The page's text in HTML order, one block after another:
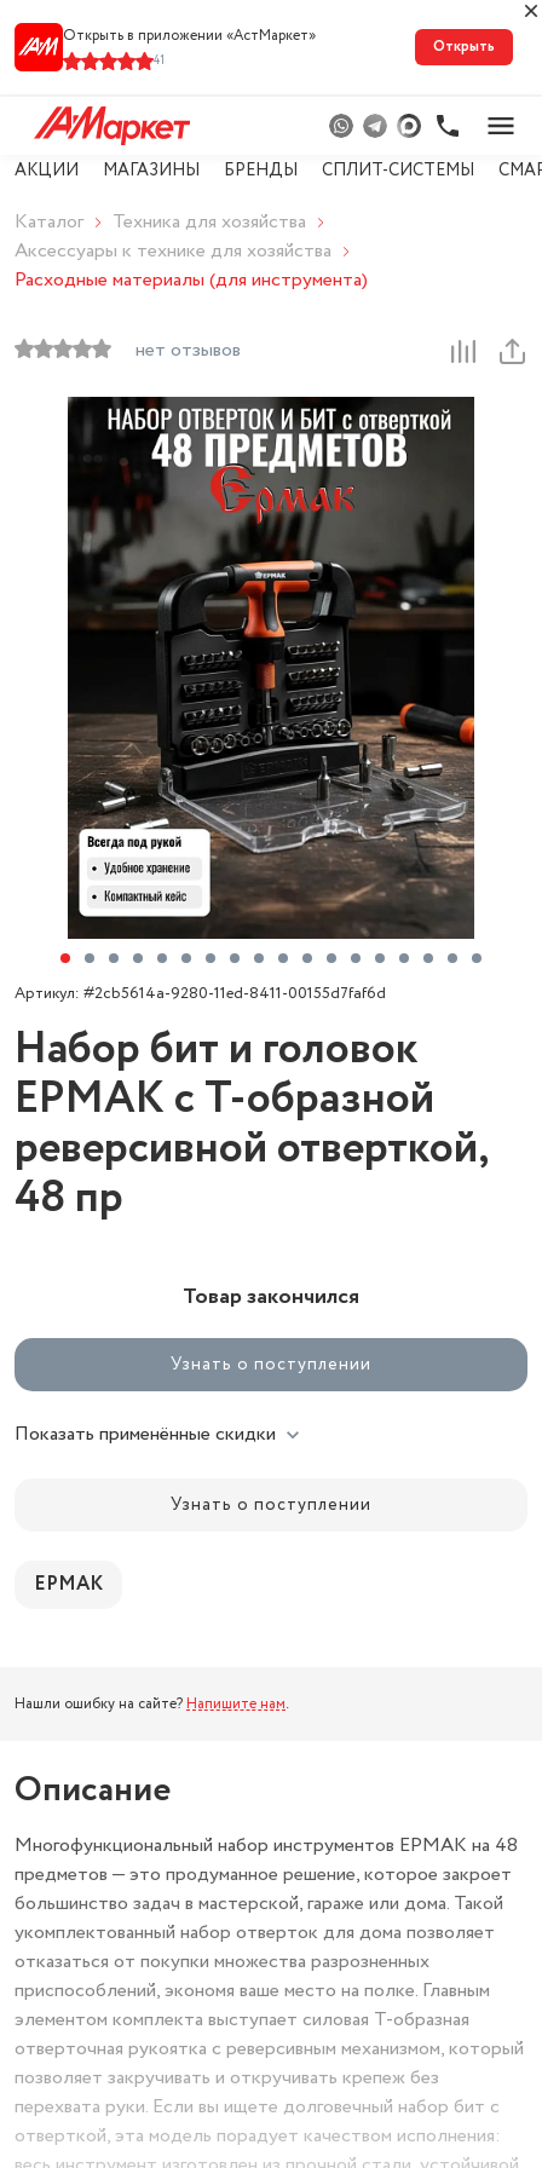
Открыть в приложении «АстМарке‪т‬»
41
Открыть
АКЦИИ МАГАЗИНЫ БРЕНДЫ СПЛИТ-СИСТЕМЫ
Каталог
Техника для хозяйства
Аксессуары к технике для хозяйства
Расходные материалы (для инструмента)
нет отзывов
Артикул: #2cb5614a-9280-11ed-8411-00155d7faf6d
Набор бит и головок
ЕРМАК с Т-образной
реверсивной отверткой,
48 пр
Товар закончился
Узнать о поступлении
Показать применённые скидки
Узнать о поступлении
ЕРМАК
Нашли ошибку на сайте? Напишите нам.
Описание
Многофункциональный набор инструментов ЕРМАК на 48
предметов — это продуманное решение, которое закроет
большинство задач в мастерской, гараже или дома. Такой
укомплектованный набор отверток для дома позволяет
отказаться от покупки множества разрозненных
приспособлений, экономя ваше место на полке. Главным
элементом комплекта выступает силовая Т-образная
отверточная рукоятка с реверсивным механизмом, который
позволяет закручивать и откручивать крепеж без
перехвата руки. Если вы ищете долговечный набор бит с
отверткой, эта модель порадует качеством исполнения: